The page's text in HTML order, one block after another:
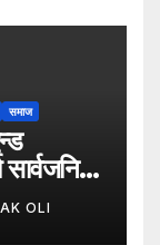
सम्बन्धी
समाज
सार्वजनिक
OLI